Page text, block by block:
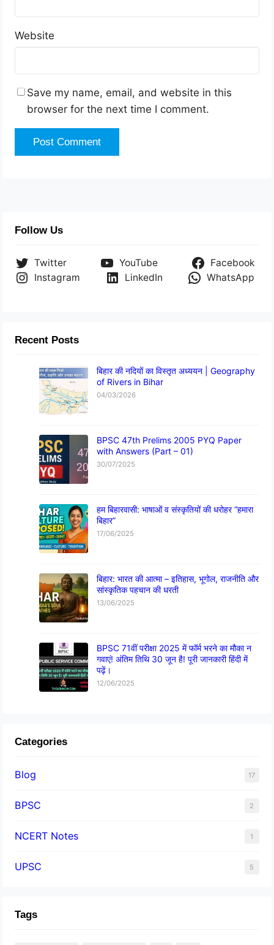
Website
Save my name, email, and website in this
browser for the next time I comment.
Follow Us
Twitter YouTube
Facebook
Instagram
LinkedIn WhatsApp
Recent Posts
बिहार की नदियों का विस्तृत अध्ययन | Geography
of Rivers in Bihar
04/03/2026
BPSC 47th Prelims 2005 PYQ Paper
with Answers (Part – 01)
30/07/2025
हम बिहारवासी: भाषाओं व संस्कृतियों की धरोहर “हमारा
बिहार”
17/06/2025
बिहार: भारत की आत्मा – इतिहास, भूगोल, राजनीति और
सांस्कृतिक पहचान की धरती
13/06/2025
BPSC 71वीं परीक्षा 2025 में फॉर्म भरने का मौका न
गवाएं! अंतिम तिथि 30 जून है! पूरी जानकारी हिंदी में
पढ़ें।
12/06/2025
Categories
Blog 17
BPSC 2
NCERT Notes 1
UPSC 5
Tags